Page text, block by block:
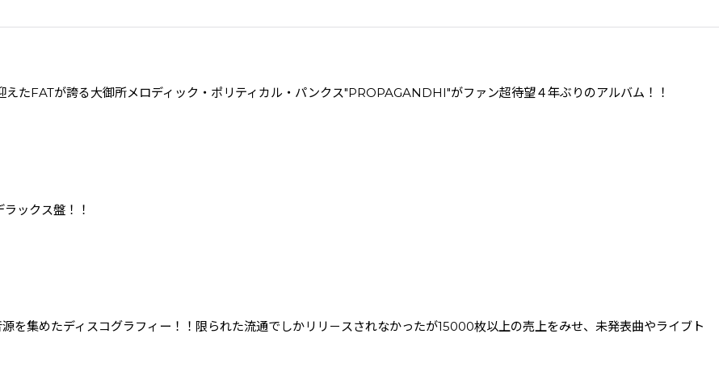
たFATが誇る大御所メロディック・ポリティカル・パンクス"PROPAGANDHI"がファン超待望４年ぶりのアルバム！！
ックス盤！！
を集めたディスコグラフィー！！限られた流通でしかリリ－スされなかったが15000枚以上の売上をみせ、未発表曲やライブト